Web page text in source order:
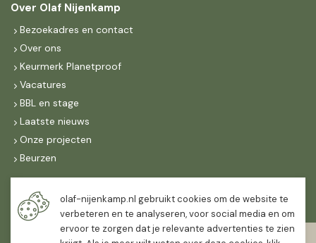
Over Olaf Nijenkamp
Bezoekadres en contact
Over ons
Keurmerk Planetproof
Vacatures
BBL en stage
Laatste nieuws
Onze projecten
Beurzen
Maandag t/m vrijdag
07:30-
16:30
olaf-nijenkamp.nl gebruikt cookies om de website te
verbeteren en te analyseren, voor social media en om
ervoor te zorgen dat je relevante advertenties te zien